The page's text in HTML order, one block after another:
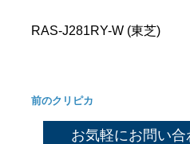
RAS-J281RY-W (東芝)
前のクリピカ
お気軽にお問い合